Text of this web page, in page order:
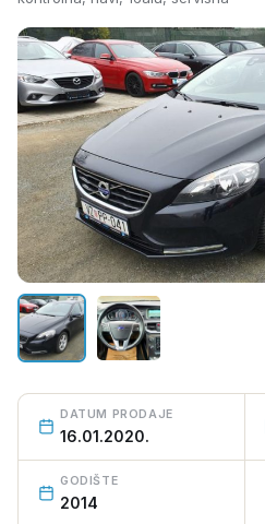
PRODANO VOZILO
DATUM PRODAJE
16.01.2020.
GODIŠTE
2014